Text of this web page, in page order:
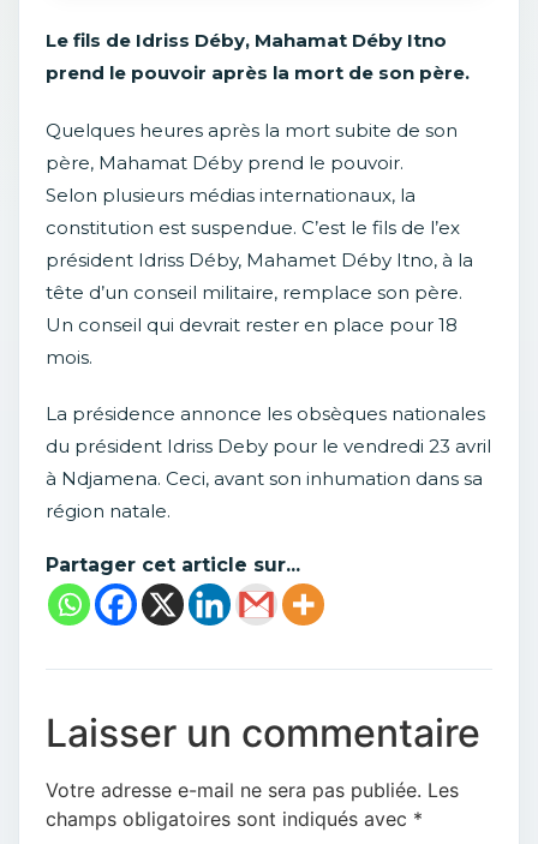
Le fils de Idriss Déby, Mahamat Déby Itno
prend le pouvoir après la mort de son père.
Quelques heures après la mort subite de son
père, Mahamat Déby prend le pouvoir.
Selon plusieurs médias internationaux, la
constitution est suspendue. C’est le fils de l’ex
président Idriss Déby, Mahamet Déby Itno, à la
tête d’un conseil militaire, remplace son père.
Un conseil qui devrait rester en place pour 18
mois.
La présidence annonce les obsèques nationales
du président Idriss Deby pour le vendredi 23 avril
à Ndjamena. Ceci, avant son inhumation dans sa
région natale.
Partager cet article sur...
Laisser un commentaire
Votre adresse e-mail ne sera pas publiée. Les
champs obligatoires sont indiqués avec *